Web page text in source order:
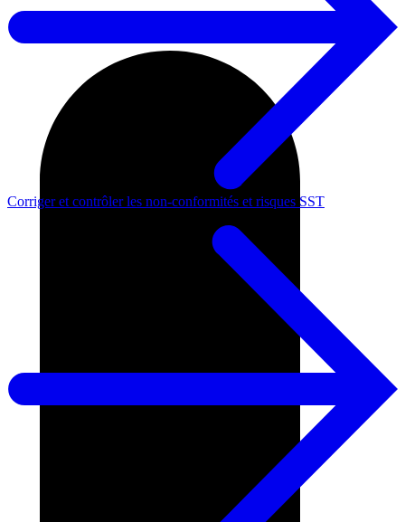
Corriger et contrôler les non-conformités et risques SST